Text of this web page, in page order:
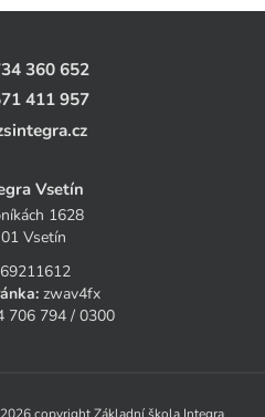
360 652
411 957
Vsetín
1628
Vsetín
69211612
zwav4fx
706 794 / 0300
copyright Základní škola Integra